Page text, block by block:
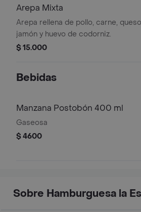
Arepa Mixta
Arepa rellena de pollo, carne,
jamón y huevo de codorniz.
$ 15.000
Bebidas
Manzana Postobón 400 ml
Gaseosa
$ 4600
Sobre Hamburguesa la